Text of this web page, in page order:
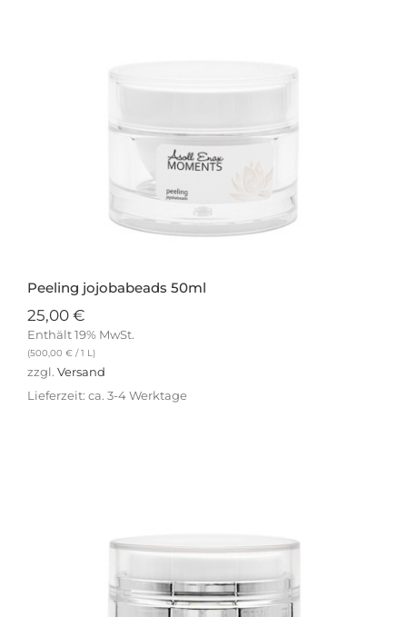
Peeling jojobabeads 50ml
25,00 €
Enthält 19% MwSt.
(500,00 € / 1 L)
zzgl. Versand
Lieferzeit: ca. 3-4 Werktage